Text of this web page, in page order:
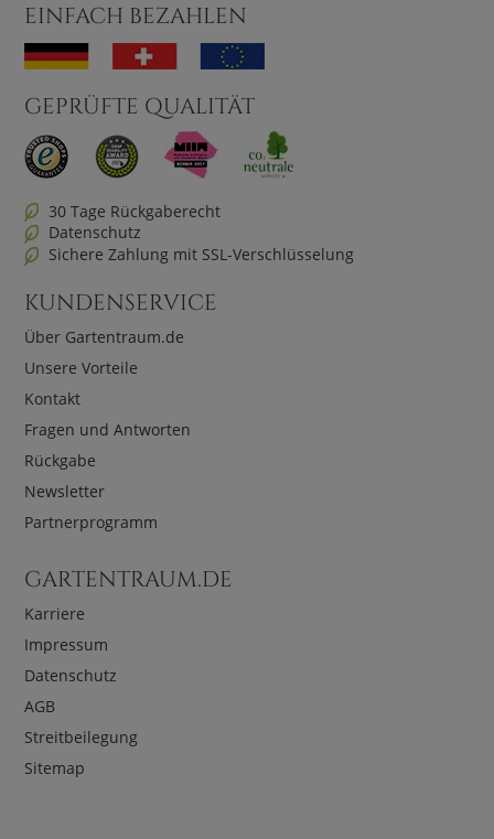
EINFACH BEZAHLEN
GEPRÜFTE QUALITÄT
30 Tage Rückgaberecht
Datenschutz
Sichere Zahlung mit SSL-Verschlüsselung
KUNDENSERVICE
Über Gartentraum.de
Unsere Vorteile
Kontakt
Fragen und Antworten
Rückgabe
Newsletter
Partnerprogramm
GARTENTRAUM.DE
Karriere
Impressum
Datenschutz
AGB
Streitbeilegung
Sitemap